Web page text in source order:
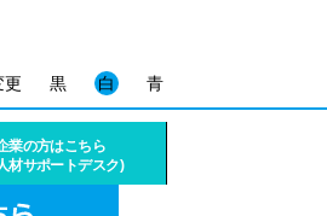
更 黒 白 青
業の方はこちら
材サポートデスク)